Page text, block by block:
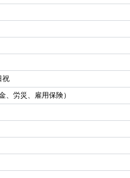
祝
、労災、雇用保険）